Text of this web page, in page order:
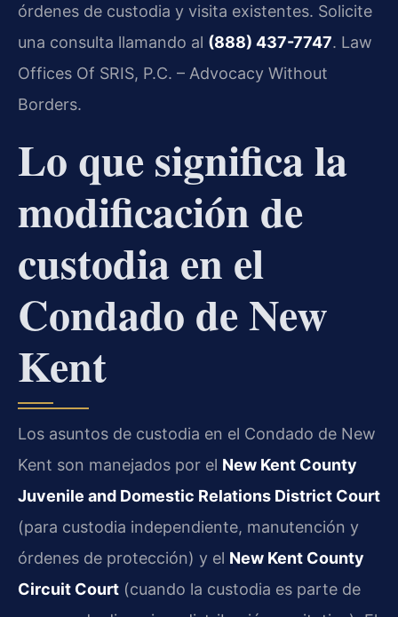
órdenes de custodia y visita existentes. Solicite
una consulta llamando al (888) 437-7747. Law
Offices Of SRIS, P.C. – Advocacy Without
Borders.
Lo que significa la
modificación de
custodia en el
Condado de New
Kent
Los asuntos de custodia en el Condado de New
Kent son manejados por el New Kent County
Juvenile and Domestic Relations District Court
(para custodia independiente, manutención y
órdenes de protección) y el New Kent County
Circuit Court (cuando la custodia es parte de